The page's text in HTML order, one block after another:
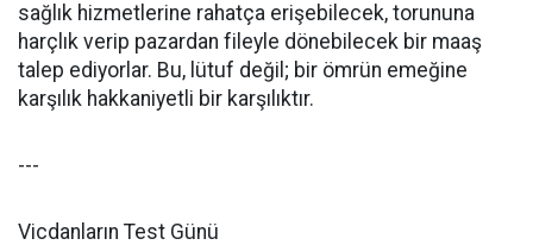
sağlık hizmetlerine rahatça erişebilecek, torununa
harçlık verip pazardan fileyle dönebilecek bir maaş
talep ediyorlar. Bu, lütuf değil; bir ömrün emeğine
karşılık hakkaniyetli bir karşılıktır.
---
Vicdanların Test Günü